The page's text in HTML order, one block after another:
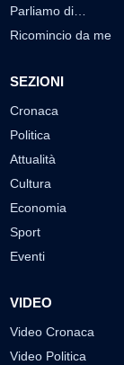
Parliamo di…
Ricomincio da me
SEZIONI
Cronaca
Politica
Attualità
Cultura
Economia
Sport
Eventi
VIDEO
Video Cronaca
Video Politica